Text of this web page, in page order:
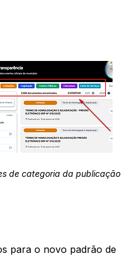
de categoria da publicação
para o novo padrão de